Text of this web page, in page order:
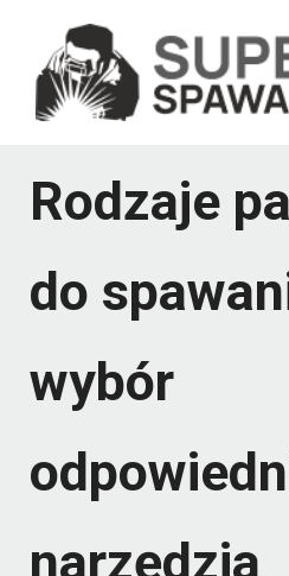
treści
Rodzaje
do
wybór
narzędzia